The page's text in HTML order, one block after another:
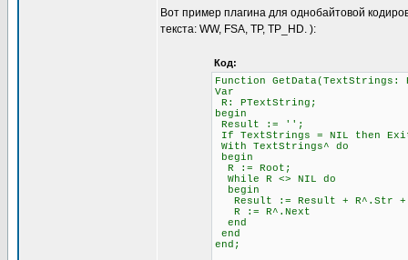
Вот пример плагина для однобайтовой
текста: WW, FSA, TP, TP_HD. ):
Код:
Function
Var
R: PTextString;
begin
Result := '';
If TextStrings = NIL then
With TextStrings^ do
begin
R := Root;
While R <> NIL do
begin
Result := Result + R^.Str +
R := R^.Next
end
end
end;